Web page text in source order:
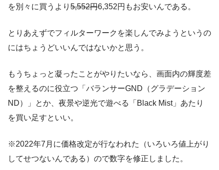
を別々に買うより 5,552円6,352円もお安いんである。
とりあえずでフィルターワークを楽しんでみようというの
にはちょうどいいんではないかと思う。
もうちょっと凝ったことがやりたいなら、画面内の輝度差
を整えるのに役立つ「バランサーGND（グラデーション
ND）」とか、夜景や逆光で遊べる「Black Mist」あたり
を買い足すといい。
※2022年7月に価格改定が行なわれた（いろいろ値上がり
してせつないんである）ので数字を修正しました。